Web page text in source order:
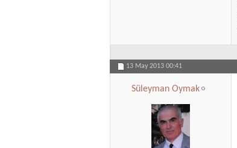
13 May 2013 00:41
Süleyman Oymak